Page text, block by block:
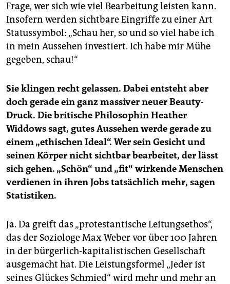
Frage, wer sich wie viel Bearbeitung leisten kann.
Insofern werden sichtbare Eingriffe zu einer Art
Statussymbol: „Schau her, so und so viel habe ich
in mein Aussehen investiert. Ich habe mir Mühe
gegeben, schau!“
Sie klingen recht gelassen. Dabei entsteht aber
doch gerade ein ganz massiver neuer Beauty-
Druck. Die britische Philosophin Heather
Widdows sagt, gutes Aussehen werde gerade zu
einem „ethischen Ideal“. Wer sein Gesicht und
seinen Körper nicht sichtbar bearbeitet, der lässt
sich gehen. „Schön“ und „fit“ wirkende Menschen
verdienen in ihren Jobs tatsächlich mehr, sagen
Statistiken.
Ja. Da greift das „protestantische Leitungsethos“,
das der Soziologe Max Weber vor über 100 Jahren
in der bürgerlich-kapitalistischen Gesellschaft
ausgemacht hat. Die Leistungsformel „Jeder ist
seines Glückes Schmied“ wird mehr und mehr an